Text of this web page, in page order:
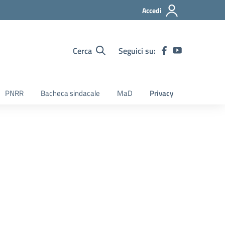
Accedi
Cerca Seguici su:
PNRR Bacheca sindacale MaD Privacy